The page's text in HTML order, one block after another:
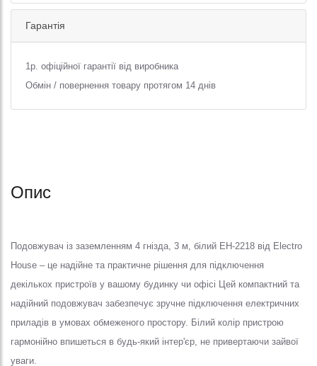
Гарантія
1р. офіційної гарантії від виробника
Обмін / повернення товару протягом 14 днів
Опис
Подовжувач із заземленням 4 гнізда, 3 м, білий EH-2218 від Electro
House – це надійне та практичне рішення для підключення
декількох пристроїв у вашому будинку чи офісі Цей компактний та
надійний подовжувач забезпечує зручне підключення електричних
приладів в умовах обмеженого простору. Білий колір пристрою
гармонійно впишеться в будь-який інтер'єр, не привертаючи зайвої
уваги.